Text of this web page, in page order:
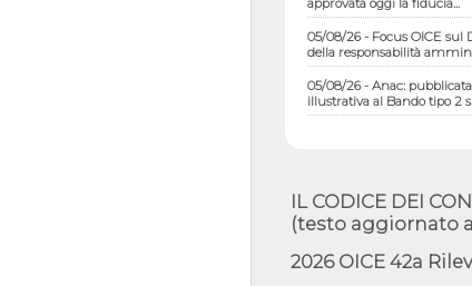
della responsabilità
illustrativa al Bando tipo 2
05/08/26 - Lettera OICE
Giunta Regionale della
04/08/26 - DL PA: previste
IL CODICE DEI
(testo aggiornato
2026 OICE 42a